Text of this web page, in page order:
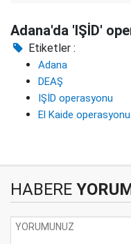
Adana'da 'IŞİD'
Etiketler :
Adana
DEAŞ
IŞİD operasyonu
El Kaide operasyonu
HABERE